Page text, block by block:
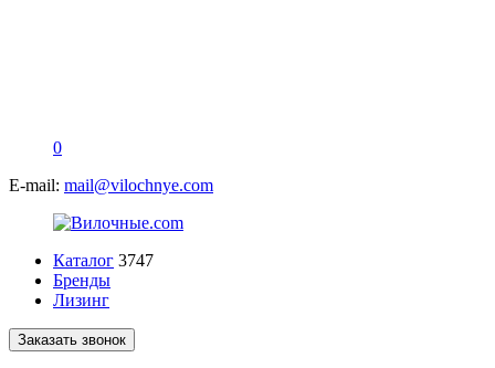
0
E-mail: mail@vilochnye.com
Каталог 3747
Бренды
Лизинг
Заказать звонок